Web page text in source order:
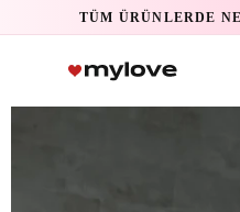
TÜM ÜRÜNLERDE